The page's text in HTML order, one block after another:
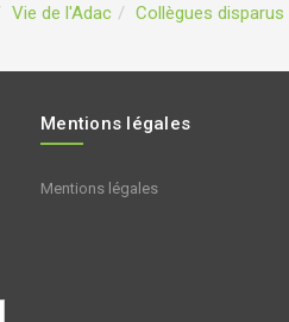
Vie de l'Adac
Collègues disparus
Mentions légales
Mentions légales